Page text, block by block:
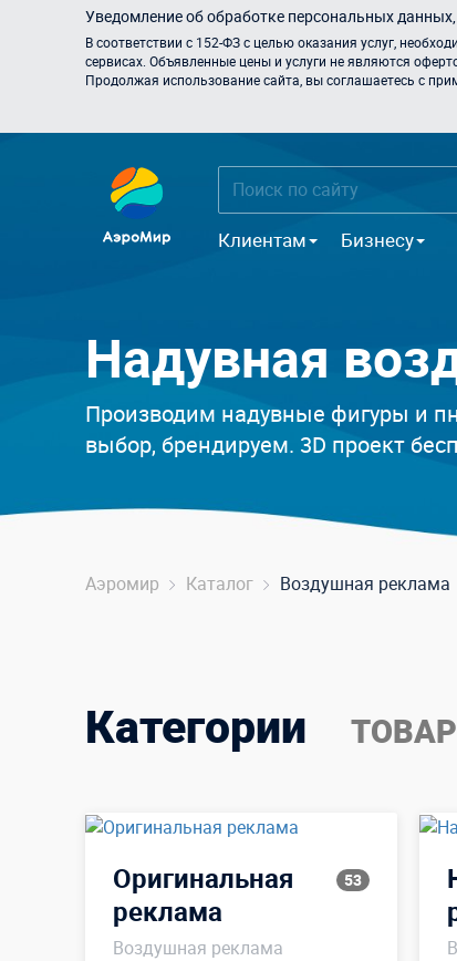
Уведомление об обработке персональных
В соответствии с 152-ФЗ с целью оказания услуг,
сервисах. Объявленные цены и услуги не являются
Продолжая использование сайта, вы соглашаетесь с
Клиентам Бизнесу
Надувная
Производим надувные фигуры и
выбор, брендируем. 3D проект
Аэромир Каталог Воздушная реклама
Категории
53
Оригинальная
реклама
Воздушная реклама